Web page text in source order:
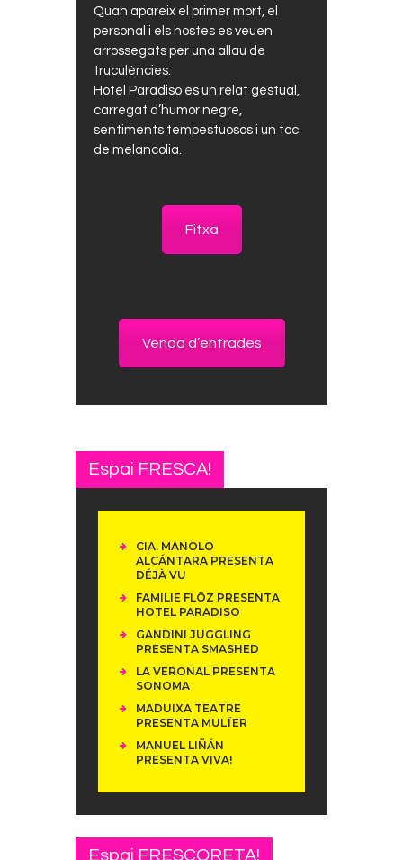
Quan apareix el primer mort, el
personal i els hostes es veuen
arrossegats per una allau de
truculències.
Hotel Paradiso és un relat gestual,
carregat d’humor negre,
sentiments tempestuosos i un toc
de melancolia.
Fitxa
Venda d’entrades
Espai FRESCA!
CIA. MANOLO
ALCÁNTARA PRESENTA
DÉJÀ VU
FAMILIE FLÖZ PRESENTA
HOTEL PARADISO
GANDINI JUGGLING
PRESENTA SMASHED
LA VERONAL PRESENTA
SONOMA
MADUIXA TEATRE
PRESENTA MULÏER
MANUEL LIÑÁN
PRESENTA VIVA!
Espai FRESCORETA!